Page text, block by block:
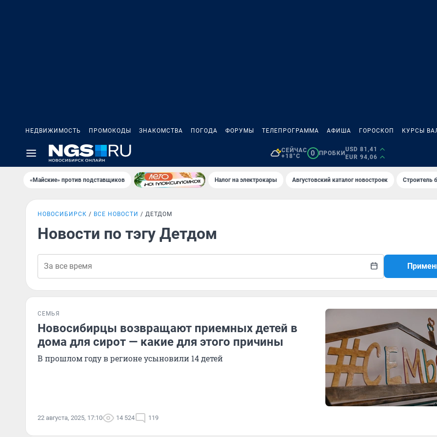
НЕДВИЖИМОСТЬ ПРОМОКОДЫ ЗНАКОМСТВА ПОГОДА ФОРУМЫ ТЕЛЕПРОГРАММА АФИША ГОРОСКОП КУРСЫ
СЕЙЧАС
+18°C
0 ПРОБКИ
USD 81,41
EUR 94,06
«Майские» против подставщиков Налог на электрокары Августовский каталог новостроек Строитель
НОВОСИБИРСК ВСЕ НОВОСТИ ДЕТДОМ
Новости по тэгу Детдом
СЕМЬЯ
Новосибирцы возвращают приемных детей в
дома для сирот — какие для этого причины
В прошлом году в регионе усыновили 14 детей
22 августа, 2025, 17:10 14 524 119